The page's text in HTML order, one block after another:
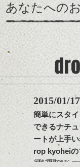
ダークトーン
ールに演出する
で柔らかさをプ
のも良いです
またクセ毛の
整のストレート
髪質改善すると
おすすめです。
いつものスタ
ドライした後
ックスをなじま
に。
るのが良い感
ベージュ系等
に見せる効果
ーリングをプラ
明感を表現す
あなたへの
2015/01/17
簡単にスタ
できるナチ
ートが上手
rop kyoheiの
簡単に再現できるショ